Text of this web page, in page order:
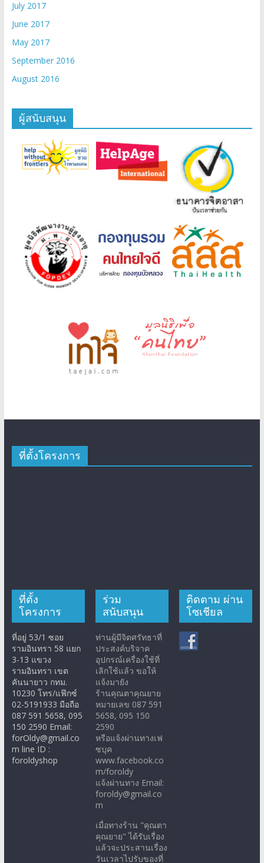
July 2017
June 2017
May 2017
September 2016
August 2016
ผู้สนับสนุน
ที่ตั้งโครงการ
ที่ตั้ง
โครงการ
ที่อยู่ 53/1 ซอย
รามอินทรา 58 แยก
3-13 แขวง
รามอินทรา เขต
คันนายาว กทม.
10230 โทร/แฟ๊กซ์
02-5191933 มือถือ
087 591 5658, 095
150 2590 Email:
forOldy@gmail.co
m line ID :
foroldyshop
ร่วม
สนับสนุน
ท่านผู้มีจิตศรัทธาที่
ประสงค์บริจาค
อุปกรณ์เครื่องใช้ที่
เลิกใช้แล้ว ขอให้
แจ้งมายัง
ร้านคุณตาคุณยาย
หมายเลข 087 591
5658, 095 150
2590
หรือแจ้งผ่านทางเฟ
ซบุค
www.facebook.co
m/foroldy
แจ้งผ่านทาง Email:
foroldy@gmail.co
m
เมื่อทางร้าน "คุณตา
คุณยาย" ได้รับเรื่อง
แล้วจะประสานเรื่อง
วันเวลาไปรับของที่
ติดตาม ผ่าน
โซเชียล